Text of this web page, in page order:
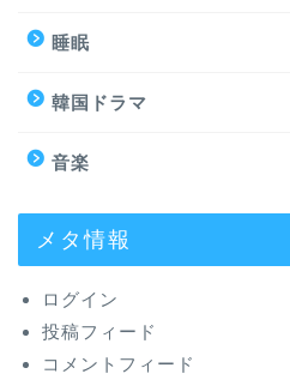
睡眠
韓国ドラマ
音楽
メタ情報
ログイン
投稿フィード
コメントフィード